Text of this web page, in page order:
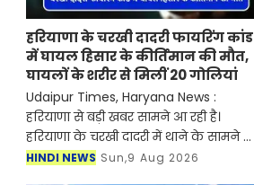
हरियाणा के चरखी दादरी फायरिंग कांड
में घायल हिसार के कीर्तिमान की मौत,
घायलों के शरीर से मिलीं 20 गोलियां
Udaipur Times, Haryana News :
हरियाणा से बड़ी खबर सामने आ रही है।
हरियाणा के चरखी दादरी में थाने के सामने हुई
30 राउंड फायरिंग कांड में घायल हुए हिसार
HINDI NEWS Sun,9 Aug 2026